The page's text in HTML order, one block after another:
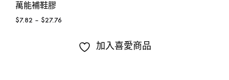
萬能補鞋膠
$7.82 – $27.76
加入喜愛商品